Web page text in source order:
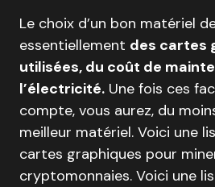
Le choix d’un bon matériel
essentiellement des cartes
utilisées, du coût de
l’électricité. Une fois ces
compte, vous aurez, du
meilleur matériel. Voici une
cartes graphiques pour
cryptomonnaies. Voici une